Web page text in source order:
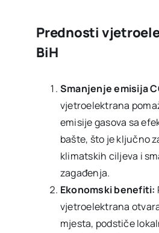
Prednosti
BiH
Smanjenje emisija
vjetroelektrana
emisije gasova sa
bašte, što je ključno
klimatskih ciljeva i
zagađenja.
Ekonomski benefiti:
vjetroelektrana
mjesta, podstiče